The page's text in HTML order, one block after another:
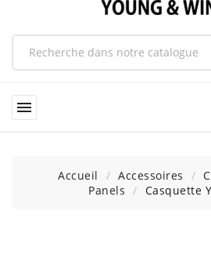

Accueil Accessoires
Panels
Casquette